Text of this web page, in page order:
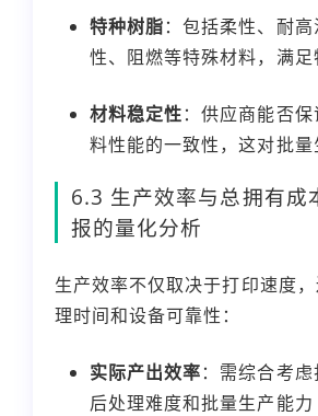
特种树脂：包括柔性、耐
性、阻燃等特殊材料，满
材料稳定性：供应商能否
料性能的一致性，这对批
6.3 生产效率与总拥有成
报的量化分析
生产效率不仅取决于打印速度
理时间和设备可靠性：
实际产出效率：需综合考虑
后处理难度和批量生产能力